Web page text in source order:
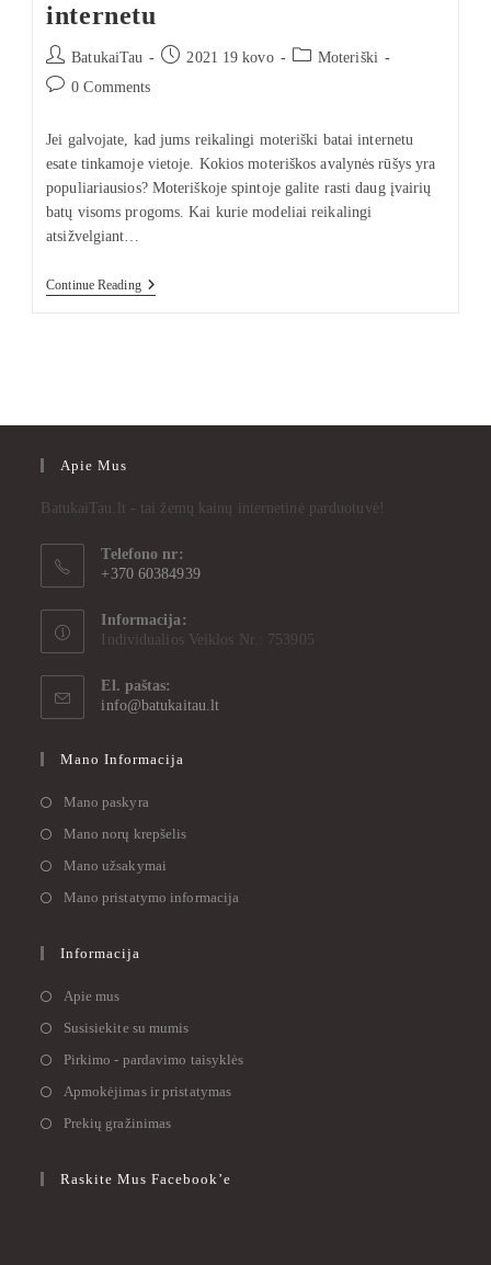
internetu
BatukaiTau 2021 19 kovo
Moteriški
0 Comments
Jei galvojate, kad jums reikalingi moteriški batai internetu
esate tinkamoje vietoje. Kokios moteriškos avalynės rūšys yra
populiariausios? Moteriškoje spintoje galite rasti daug įvairių
batų visoms progoms. Kai kurie modeliai reikalingi
atsižvelgiant…
Continue Reading
Apie Mus
BatukaiTau.lt - tai žemų kainų internetinė parduotuvė!
Telefono nr:
+370 60384939
Informacija:
Individualios Veiklos Nr.: 753905
El. paštas:
info@batukaitau.lt
Mano Informacija
Mano paskyra
Mano norų krepšelis
Mano užsakymai
Mano pristatymo informacija
Informacija
Apie mus
Susisiekite su mumis
Pirkimo - pardavimo taisyklės
Apmokėjimas ir pristatymas
Prekių gražinimas
Raskite Mus Facebook’e